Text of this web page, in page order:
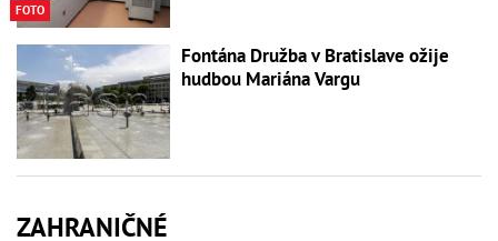
FOTO
Fontána Družba v Bratislave ožije
hudbou Mariána Vargu
ZAHRANIČNÉ